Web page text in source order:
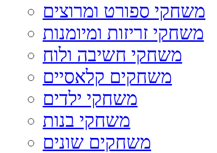
משחקי ספורט ומרוצים
משחקי זריזות ומיומנות
משחקי חשיבה ולוח
משחקים קלאסיים
משחקי ילדים
משחקי בנות
משחקים שונים